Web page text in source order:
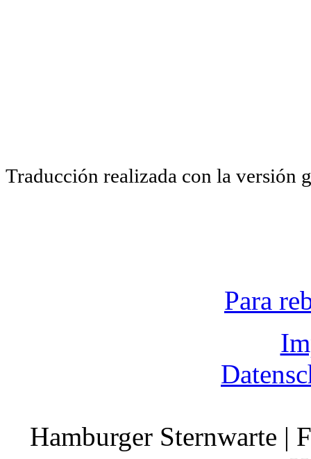
Traducción realizada con la versión
Para
Hamburger Sternwarte |